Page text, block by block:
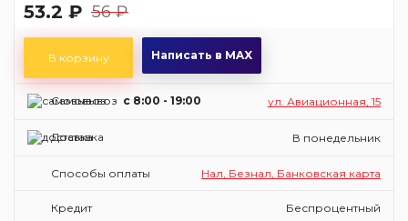
53.2 ₽ 56 ₽
В корзину Написать в MAX
Самовывоз c 8:00 - 19:00 ул. Авиационная, 15
Доставка В понедельник
Способы оплаты Нал, Безнал, Банковская карта
Кредит Беспроцентный